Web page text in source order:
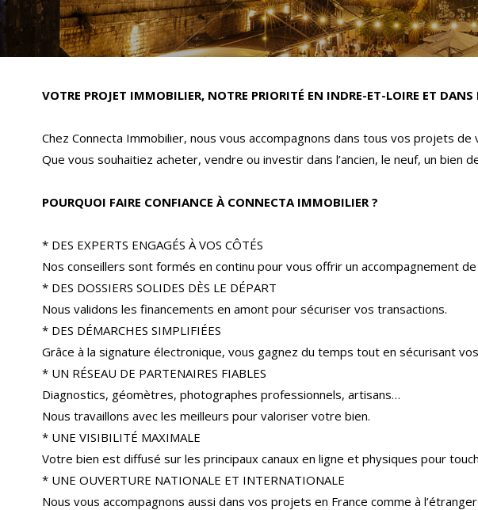
VOTRE PROJET IMMOBILIER, NOTRE PRIORITÉ EN INDRE-ET-LOIRE ET DANS
Chez Connecta Immobilier, nous vous accompagnons dans tous vos projets
Que vous souhaitiez acheter, vendre ou investir dans l’ancien, le neuf, un
POURQUOI FAIRE CONFIANCE À CONNECTA IMMOBILIER ?
* DES EXPERTS ENGAGÉS À VOS CÔTÉS
Nos conseillers sont formés en continu pour vous offrir un accompagnement
* DES DOSSIERS SOLIDES DÈS LE DÉPART
Nous validons les financements en amont pour sécuriser vos transactions.
* DES DÉMARCHES SIMPLIFIÉES
Grâce à la signature électronique, vous gagnez du temps tout en sécurisant
* UN RÉSEAU DE PARTENAIRES FIABLES
Diagnostics, géomètres, photographes professionnels, artisans…
Nous travaillons avec les meilleurs pour valoriser votre bien.
* UNE VISIBILITÉ MAXIMALE
Votre bien est diffusé sur les principaux canaux en ligne et physiques pour
* UNE OUVERTURE NATIONALE ET INTERNATIONALE
Nous vous accompagnons aussi dans vos projets en France comme à